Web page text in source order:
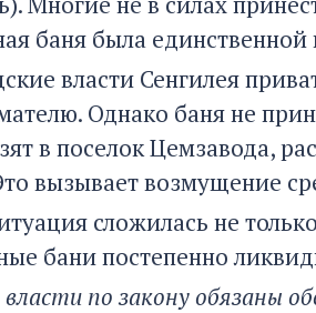
баня была
власти Сенгилея
Однако баня не
в поселок Цемзавода,
вызывает возмущение
сложилась не
бани постепенно
по закону обязаны